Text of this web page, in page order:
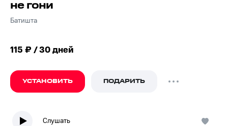
не гони
Батишта
115 ₽ / 30 дней
УСТАНОВИТЬ ПОДАРИТЬ
Слушать